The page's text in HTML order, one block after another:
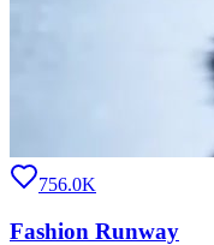
756.0K
Fashion Runway